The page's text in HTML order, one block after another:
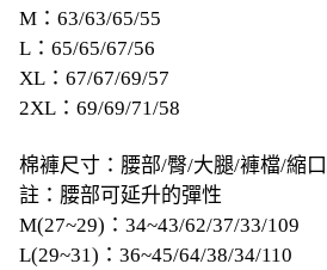
M：63/63/65/55
L：65/65/67/56
XL：67/67/69/57
2XL：69/69/71/58
棉褲尺寸：腰部/臀/大腿/褲檔/縮口
註：腰部可延升的彈性
M(27~29)：34~43/62/37/33/109
L(29~31)：36~45/64/38/34/110